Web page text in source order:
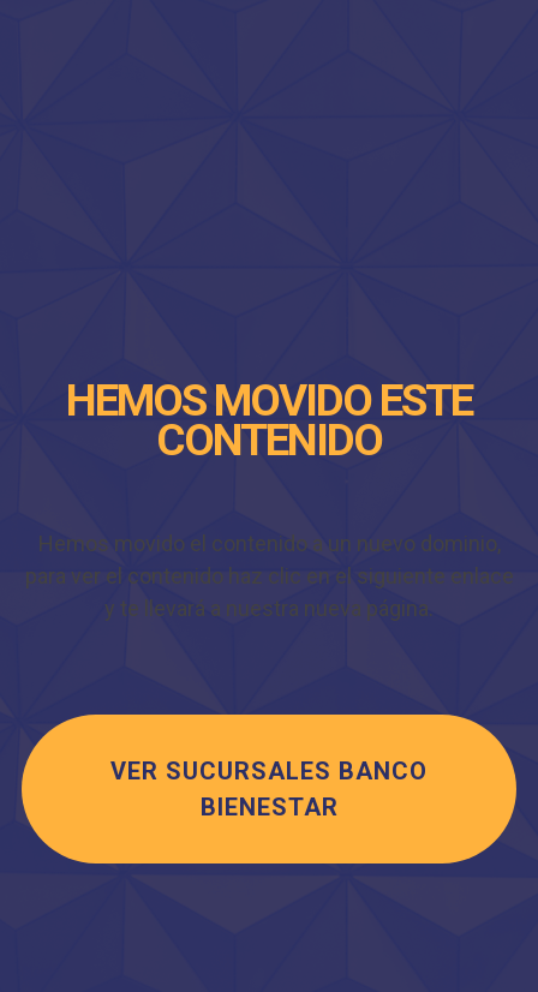
HEMOS MOVIDO ESTE
CONTENIDO
Hemos movido el contenido a un nuevo dominio,
para ver el contenido haz clic en el siguiente enlace
y te llevará a nuestra nueva página.
VER SUCURSALES BANCO
BIENESTAR